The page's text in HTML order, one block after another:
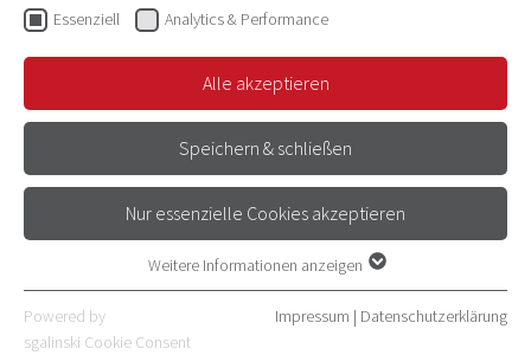
Wiss. Mitarbeiterin(Institut für Geschichte und
Adresse
Im Neuenheimer Feld 327
69120 Heidelberg
Zimmernummer 112
Essenziell Analytics & Performance
Alle akzeptieren
Speichern & schließen
Nur essenzielle Cookies akzeptieren
Essenzielle Cookies werden für grundlegende Funktionen der
Webseite benötigt. Dadurch ist gewährleistet, dass die Webseite
Weitere Informationen anzeigen
Powered by
sgalinski Cookie Consent
Impressum | Datenschutzerklärung